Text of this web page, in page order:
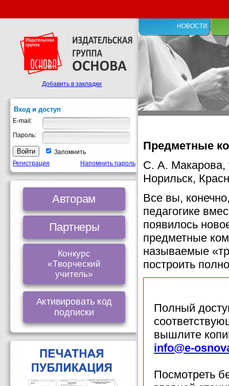
НОВОСТИ
Предметные
С. А.
Норильск,
Все вы,
педагогике
появилось
предметные
называемые
построить
Полный
вышлите
info@e-
Посмотреть
Добавить в закладки
Вход и доступ
E-mail:
Пароль:
Запомнить
Регистрация
Напомнить пароль
Авторам
Партнеры
Конкурс
«Творческий
учитель»
Активировать код
подписки